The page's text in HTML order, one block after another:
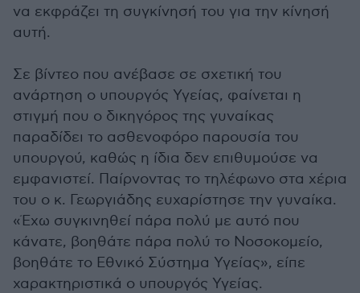
να εκφράζει τη συγκίνησή του για την κίνησή
αυτή.
Σε βίντεο που ανέβασε σε σχετική του
ανάρτηση ο υπουργός Υγείας, φαίνεται η
στιγμή που ο δικηγόρος της γυναίκας
παραδίδει το ασθενοφόρο παρουσία του
υπουργού, καθώς η ίδια δεν επιθυμούσε να
εμφανιστεί. Παίρνοντας το τηλέφωνο στα χέρια
του ο κ. Γεωργιάδης ευχαρίστησε την γυναίκα.
«Έχω συγκινηθεί πάρα πολύ με αυτό που
κάνατε, βοηθάτε πάρα πολύ το Νοσοκομείο,
βοηθάτε το Εθνικό Σύστημα Υγείας», είπε
χαρακτηριστικά ο υπουργός Υγείας.